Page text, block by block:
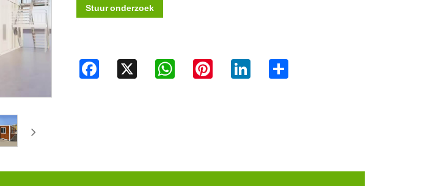
Stuur onderzoek
FacebookX WhatsAppPinterest LinkedIn Share